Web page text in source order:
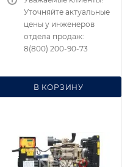
В КОРЗИНУ
Уточняйте актуальные
цены у инженеров
отдела продаж:
8(800) 200-90-73